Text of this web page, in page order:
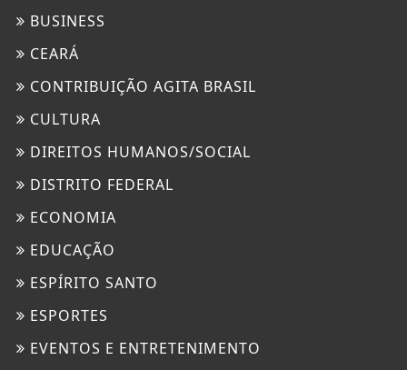
BUSINESS
CEARÁ
CONTRIBUIÇÃO AGITA BRASIL
CULTURA
DIREITOS HUMANOS/SOCIAL
DISTRITO FEDERAL
ECONOMIA
EDUCAÇÃO
ESPÍRITO SANTO
ESPORTES
EVENTOS E ENTRETENIMENTO